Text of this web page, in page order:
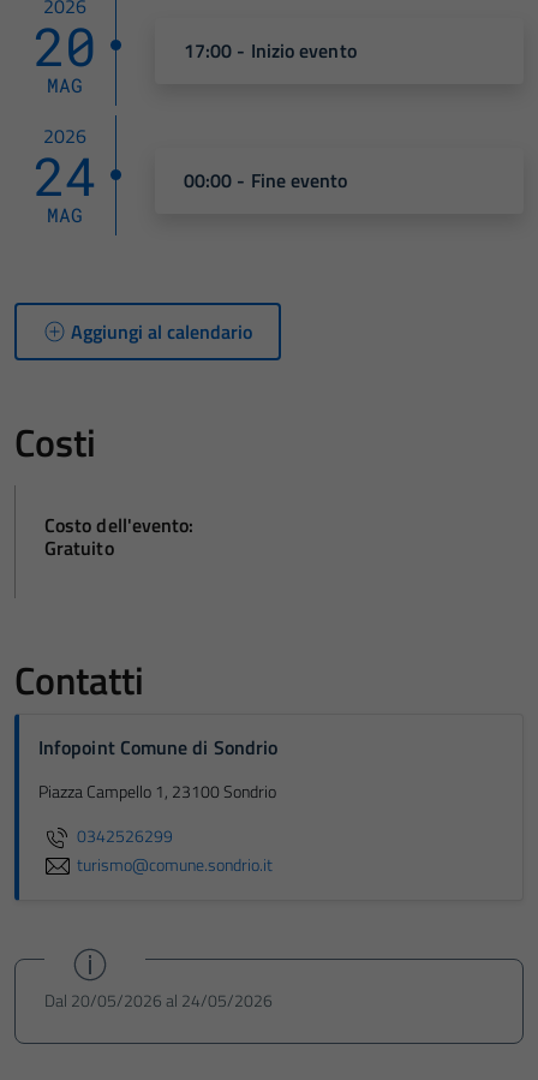
2026
20
MAG
17:00 - Inizio evento
2026
24
MAG
00:00 - Fine evento
Aggiungi al calendario
Costi
Costo dell'evento:
Gratuito
Contatti
Infopoint Comune di Sondrio
Piazza Campello 1, 23100 Sondrio
0342526299
turismo@comune.sondrio.it
Dal 20/05/2026 al 24/05/2026